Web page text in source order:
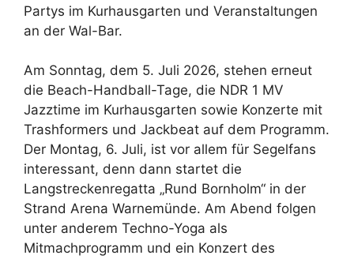
Partys im Kurhausgarten und Veranstaltungen
an der Wal-Bar.
Am Sonntag, dem 5. Juli 2026, stehen erneut
die Beach-Handball-Tage, die NDR 1 MV
Jazztime im Kurhausgarten sowie Konzerte mit
Trashformers und Jackbeat auf dem Programm.
Der Montag, 6. Juli, ist vor allem für Segelfans
interessant, denn dann startet die
Langstreckenregatta „Rund Bornholm“ in der
Strand Arena Warnemünde. Am Abend folgen
unter anderem Techno-Yoga als
Mitmachprogramm und ein Konzert des